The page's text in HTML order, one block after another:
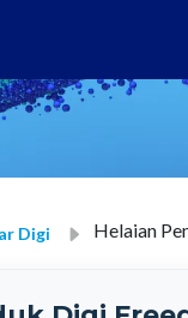
Digi Helaian